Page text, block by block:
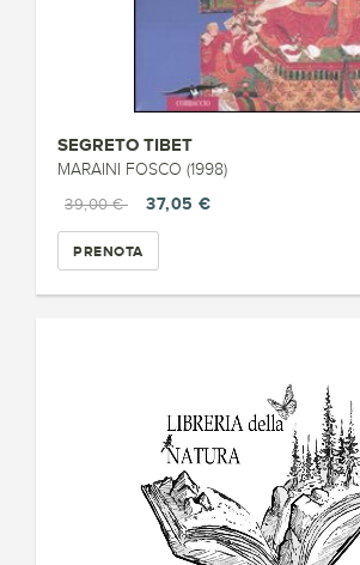
SEGRETO TIBET
MARAINI FOSCO (1998)
39,00 €
37,05 €
PRENOTA